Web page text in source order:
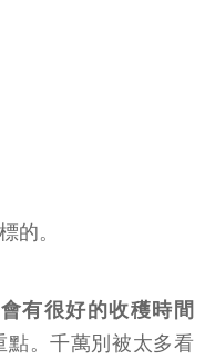
的。
有很好的收穫時間
點。千萬別被太多看